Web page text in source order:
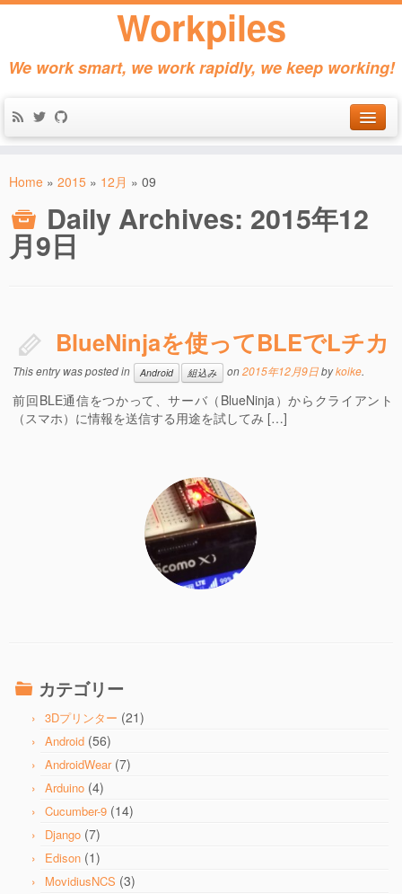
Workpiles
We work smart, we work rapidly, we keep working!
About
Home » 2015 » 12月 » 09
Daily Archives: 2015年12
月9日
BlueNinjaを使ってBLEでLチカ
This entry was posted in Android 組込み on2015年12月9日bykoike.
前回BLE通信をつかって、サーバ（BlueNinja）からクライアント
（スマホ）に情報を送信する用途を試してみ […]
カテゴリー
3Dプリンター (21)
Android (56)
AndroidWear(7)
Arduino (4)
Cucumber-9 (14)
Django (7)
Edison (1)
MovidiusNCS (3)